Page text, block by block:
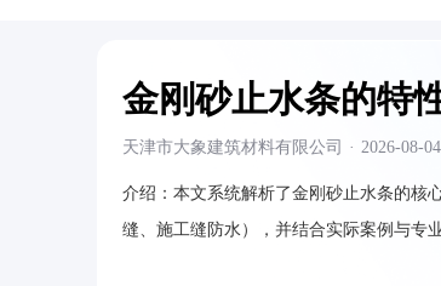
金刚砂止水条的特
天津市大象建筑材料有限公司 · 2026-08-
介绍： 本文系统解析了金刚砂止水条的核
缝、施工缝防水），并结合实际案例与专